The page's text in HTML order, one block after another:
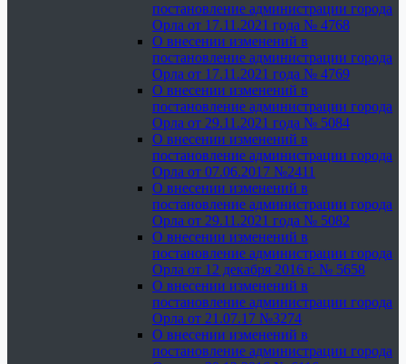
постановление администрации города
Орла от 17.11.2021 года № 4768
О внесении изменений в
постановление администрации города
Орла от 17.11.2021 года № 4769
О внесении изменений в
постановление администрации города
Орла от 29.11.2021 года № 5084
О внесении изменений в
постановление администрации города
Орла от 07.06.2017 №2411
О внесении изменений в
постановление администрации города
Орла от 29.11.2021 года № 5082
О внесении изменений в
постановление администрации города
Орла от 12 декабря 2016 г. № 5658
О внесении изменений в
постановление администрации города
Орла от 21.07.17 №3274
О внесении изменений в
постановление администрации города